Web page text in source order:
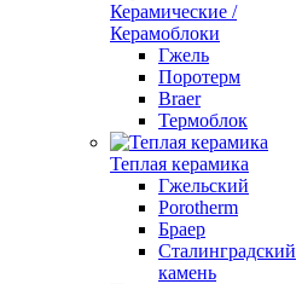
Керамические /
Керамоблоки
Гжель
Поротерм
Braer
Термоблок
Теплая керамика
Гжельский
Porotherm
Браер
Сталинградский
камень